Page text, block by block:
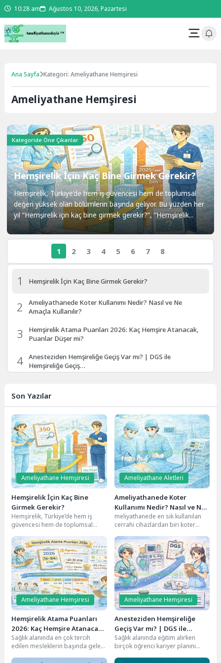
10:28 am Ağustos 10, 2026, Pazartesi
Ana Sayfa Kategori: Ameliyathane Hemşiresi
Ameliyathane Hemşiresi
Kategoride Öne Çıkanlar
Hemşirelik İçin Kaç Bine Girmek Gerekir?
Hemşirelik, Türkiye’de hem iş güvencesi hem de toplumsal
değeri yüksek olan bölümlerin başında geliyor. Bu yüzden her
yıl “Hemşirelik için kaç bine girmek gerekir?”, “Hemşirelik...
1 2 3 4 5 6 7 8
1 Hemşirelik İçin Kaç Bine Girmek Gerekir?
2
Ameliyathanede Koter Kullanımı Nedir? Nasıl ve Ne
Amaçla Kullanılır?
3
Hemşirelik Atama Puanları 2026: Kaç Hemşire Atanacak,
Puanlar Düşer mi?
4
Anesteziden Hemşireliğe Geçiş Var mı? | DGS ile
Hemşireliğe Geçiş…
6
7 Hemşirelik Taban Puanları 2026 ve Başarı Sıralamaları 🎓
8
Sağlık İş Gücü Hedefleri ve Sağlık Eğitimi 2023 Kitapçığı
İnceleme
Son Yazılar
Ameliyathane Hemşiresi
Hemşirelik İçin Kaç Bine
Girmek Gerekir?
Hemşirelik, Türkiye’de hem iş
güvencesi hem de toplumsal
başında geliyor. Bu...
Ameliyathane Aletleri
Ameliyathanede Koter
Kullanımı Nedir? Nasıl ve Ne
Amaçla Kullanılır?
meliyathanede en sık kullanılan
cerrahi cihazlardan biri koter
kontrol altına almak, dokuları...
Ameliyathane Hemşiresi
Hemşirelik Atama Puanları
2026: Kaç Hemşire Atanacak,
Puanlar Düşer mi?
Sağlık alanında en çok tercih
edilen mesleklerin başında gelen
Ameliyathane Hemşiresi
Anesteziden Hemşireliğe
Geçiş Var mı? | DGS ile
Hemşireliğe Geçiş Rehberi
Sağlık alanında eğitim alırken
birçok öğrenci kariyer planını